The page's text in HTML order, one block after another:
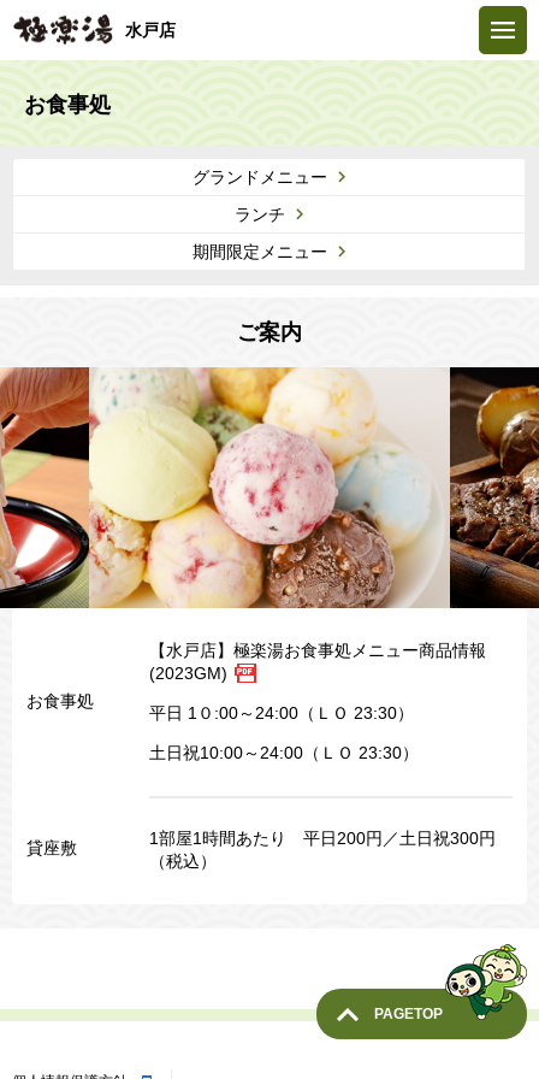
水戸店
お食事処
グランドメニュー
ランチ
期間限定メニュー
ご案内
お食事処
【水戸店】極楽湯お食事処メニュー商品情報
(2023GM)
平日 1０:00～24:00（ＬＯ 23:30）
土日祝10:00～24:00（ＬＯ 23:30）
貸座敷
1部屋1時間あたり 平日200円／土日祝300円
（税込）
PAGETOP